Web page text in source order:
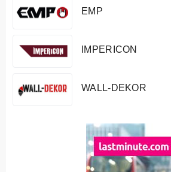
EMP
IMPERICON
WALL-DEKOR